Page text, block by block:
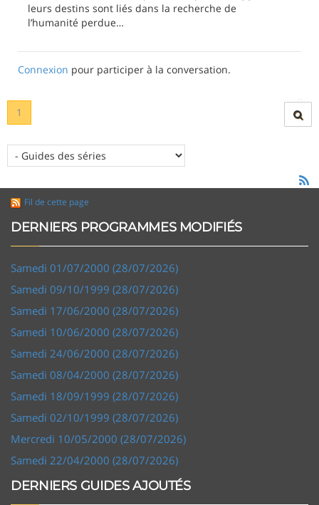
leurs destins sont liés dans la recherche de
l’humanité perdue…
Connexion pour participer à la conversation.
1
Fil de cette page
DERNIERS PROGRAMMES MODIFIÉS
Samedi 01/07/2000 (28/07/2026)
Samedi 09/10/1999 (28/07/2026)
Samedi 17/06/2000 (28/07/2026)
Samedi 10/06/2000 (28/07/2026)
Samedi 24/06/2000 (28/07/2026)
Samedi 08/04/2000 (28/07/2026)
Samedi 18/09/1999 (28/07/2026)
Samedi 02/10/1999 (28/07/2026)
Mercredi 10/05/2000 (28/07/2026)
Samedi 22/04/2000 (28/07/2026)
DERNIERS GUIDES AJOUTÉS